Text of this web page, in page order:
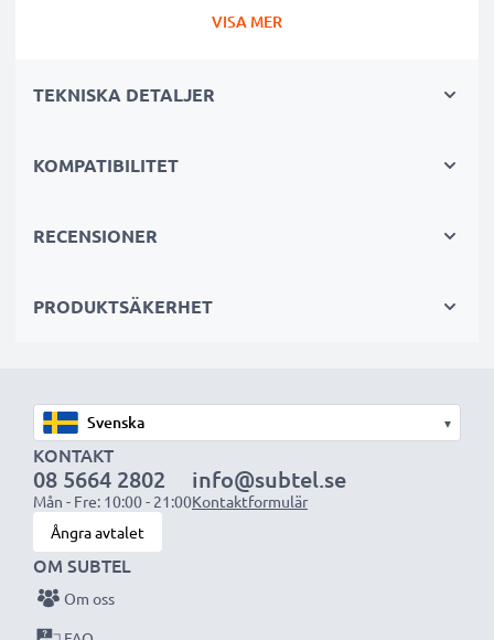
Certifierad säkerhet– CE- och RoHS-godkänd med
✔Kompakt & lätt – Perfekt storlek för kameraväskan
laddningskabel och strömadapter
Snabba laddningstider
OBS:För bästa prestanda och livslängd, ladda
batterierna fullt innan första användning.
Missa aldrig ett ögonblick med denna smarta,
kompakta LCD-batteriladdare från CELLONIC.
Beställ nu med snabb leverans och 3 års garanti!
VISA MER
TEKNISKA DETALJER
KOMPATIBILITET
RECENSIONER
PRODUKTSÄKERHET
▾
KONTAKT
08 5664 2802
Mån - Fre: 10:00 - 21:00
info@subtel.se
Kontaktformulär
Ångra avtalet
OM SUBTEL
Om oss